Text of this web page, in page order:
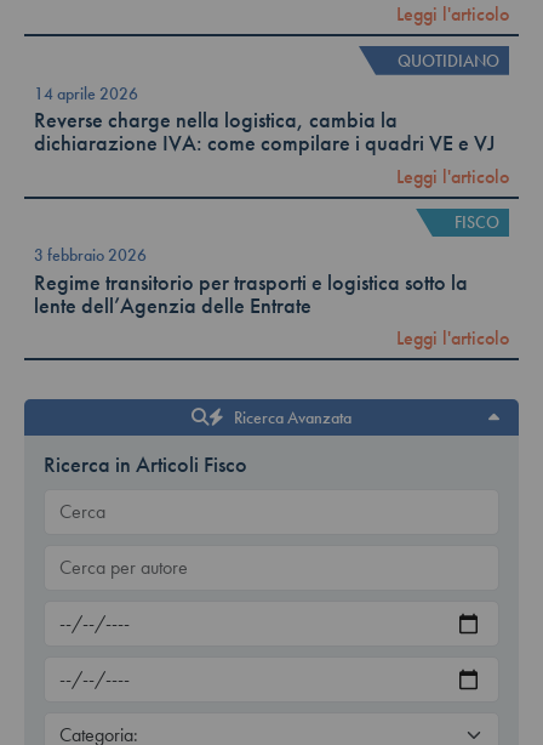
Leggi l'articolo
QUOTIDIANO
14 aprile 2026
Reverse charge nella logistica, cambia la
dichiarazione IVA: come compilare i quadri VE e VJ
Leggi l'articolo
FISCO
3 febbraio 2026
Regime transitorio per trasporti e logistica sotto la
lente dell’Agenzia delle Entrate
Leggi l'articolo
Ricerca Avanzata
Ricerca in Articoli Fisco